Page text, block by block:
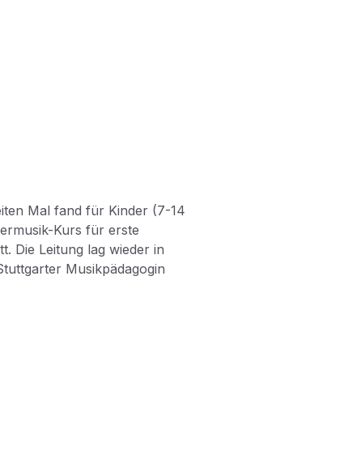
Mal fand für Kinder (7-14
Kurs für erste
Die Leitung lag wieder in
Musikpädagogin